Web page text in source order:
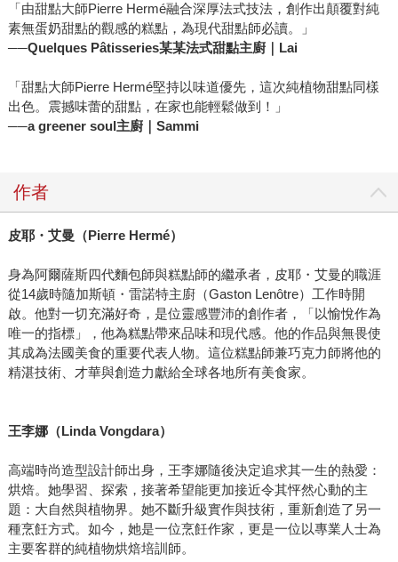
「由甜點大師Pierre Hermé融合深厚法式技法，創作出顛覆對純
素無蛋奶甜點的觀感的糕點，為現代甜點師必讀。」
──Quelques Pâtisseries某某法式甜點主廚｜Lai
「甜點大師Pierre Hermé堅持以味道優先，這次純植物甜點同樣
出色。震撼味蕾的甜點，在家也能輕鬆做到！」
──a greener soul主廚｜Sammi
作者
皮耶・艾曼（Pierre Hermé）
身為阿爾薩斯四代麵包師與糕點師的繼承者，皮耶・艾曼的職涯
從14歲時隨加斯頓・雷諾特主廚（Gaston Lenôtre）工作時開
啟。他對一切充滿好奇，是位靈感豐沛的創作者，「以愉悅作為
唯一的指標」，他為糕點帶來品味和現代感。他的作品與無畏使
其成為法國美食的重要代表人物。這位糕點師兼巧克力師將他的
精湛技術、才華與創造力獻給全球各地所有美食家。
王李娜（Linda Vongdara）
高端時尚造型設計師出身，王李娜隨後決定追求其一生的熱愛：
烘焙。她學習、探索，接著希望能更加接近令其怦然心動的主
題：大自然與植物界。她不斷升級實作與技術，重新創造了另一
種烹飪方式。如今，她是一位烹飪作家，更是一位以專業人士為
主要客群的純植物烘焙培訓師。